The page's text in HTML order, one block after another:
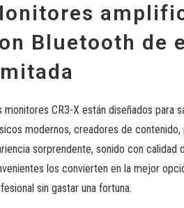
Bluetooth de
monitores CR3-X están diseñados para
modernos, creadores de
sorprendente, sonido con calidad
los convierten en la mejor
sin gastar una fortuna.